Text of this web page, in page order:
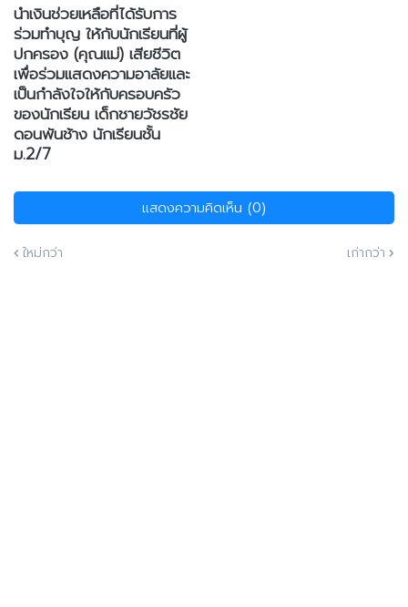
นำเงินช่วยเหลือที่ได้รับการ
ร่วมทำบุญ ให้กับนักเรียนที่ผู้
ปกครอง (คุณแม่) เสียชีวิต
เพื่อร่วมแสดงความอาลัยและ
เป็นกำลังใจให้กับครอบครัว
ของนักเรียน เด็กชายวัชรชัย
ดอนพันช้าง นักเรียนชั้น
ม.2/7
แสดงความคิดเห็น (0)
ใหม่กว่า เก่ากว่า